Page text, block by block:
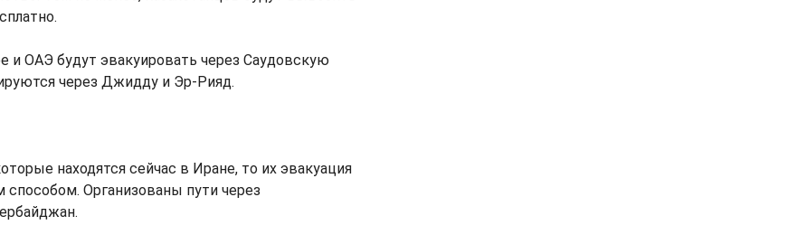
и ОАЭ будут эвакуировать через Саудовскую
через Джидду и Эр-Рияд.
находятся сейчас в Иране, то их эвакуация
Организованы пути через